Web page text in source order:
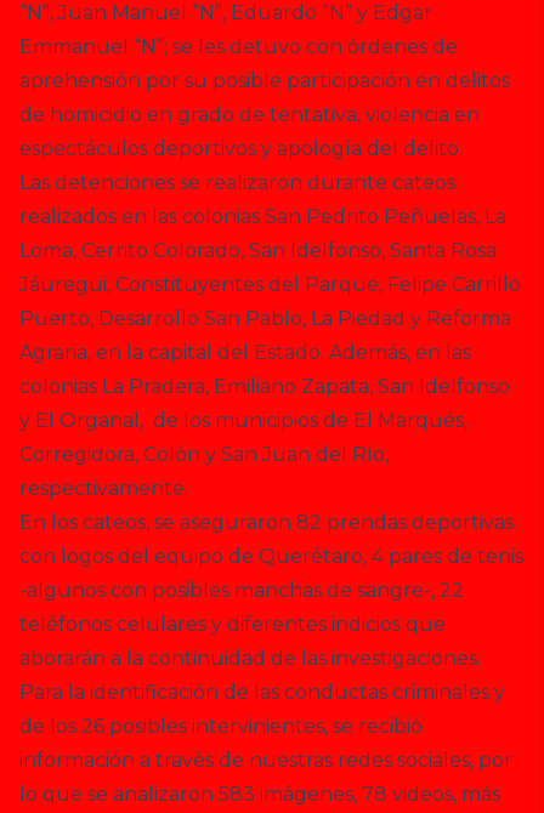
“N”, Juan Manuel “N”, Eduardo “N” y Edgar
Emmanuel “N”; se les detuvo con órdenes de
aprehensión por su posible participación en delitos
de homicidio en grado de tentativa, violencia en
espectáculos deportivos y apología del delito.
Las detenciones se realizaron durante cateos
realizados en las colonias San Pedrito Peñuelas, La
Loma, Cerrito Colorado, San Idelfonso, Santa Rosa
Jáuregui, Constituyentes del Parque, Felipe Carrillo
Puerto, Desarrollo San Pablo, La Piedad y Reforma
Agraria, en la capital del Estado. Además, en las
colonias La Pradera, Emiliano Zapata, San Idelfonso
y El Organal, de los municipios de El Marqués,
Corregidora, Colón y San Juan del Río,
respectivamente.
En los cateos, se aseguraron 82 prendas deportivas
con logos del equipo de Querétaro, 4 pares de tenis
-algunos con posibles manchas de sangre-, 22
teléfonos celulares y diferentes indicios que
aborarán a la continuidad de las investigaciones.
Para la identificación de las conductas criminales y
de los 26 posibles intervinientes, se recibió
información a través de nuestras redes sociales, por
lo que se analizaron 583 imágenes, 78 videos, más